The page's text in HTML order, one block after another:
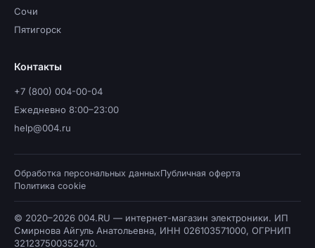
Сочи
Пятигорск
Контакты
+7 (800) 004-00-04
Ежедневно 8:00–23:00
help@004.ru
Обработка персональных данныхПубличная оферта
Политика cookie
© 2020–2026 004.RU — интернет-магазин электроники. ИП
Смирнова Айгуль Анатольевна, ИНН 026103571000, ОГРНИП
321237500352470.